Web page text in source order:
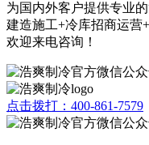
为国内外客户提供专业
建造施工+冷库招商运营
欢迎来电咨询！
点击拨打：400-861-7579